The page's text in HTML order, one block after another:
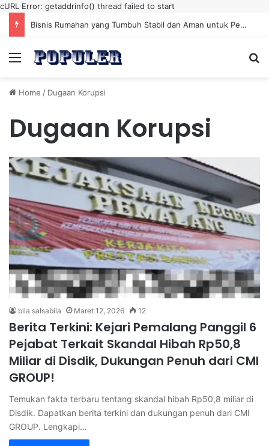
cURL Error: getaddrinfo() thread failed to start
Bisnis Rumahan yang Tumbuh Stabil dan Aman untuk Pendapatan Jangka Panjang
Menu
Home / Dugaan Korupsi
Dugaan Korupsi
bila salsabila Maret 12, 2026 12
Berita Terkini: Kejari Pemalang Panggil 6
Pejabat Terkait Skandal Hibah Rp50,8
Miliar di Disdik, Dukungan Penuh dari CMI
GROUP!
Temukan fakta terbaru tentang skandal hibah Rp50,8 miliar di
Disdik. Dapatkan berita terkini dan dukungan penuh dari CMI
GROUP. Lengkapi…